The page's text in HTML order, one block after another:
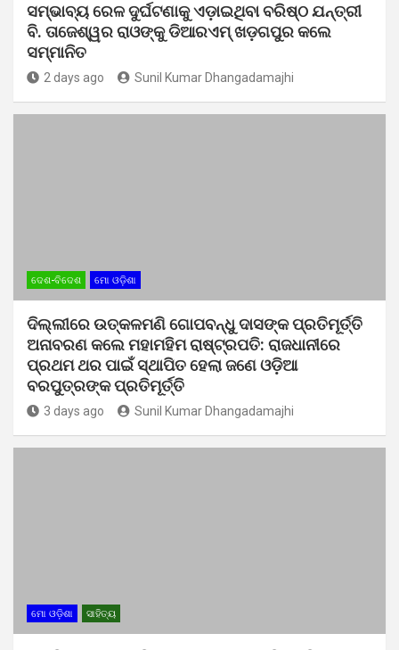
ସମ୍ଭାବ୍ୟ ରେଳ ଦୁର୍ଘଟଣାକୁ ଏଡ଼ାଇଥିବା ବରିଷ୍ଠ ଯନ୍ତ୍ରୀ
ବି. ତାଜେଶ୍ୱର ରାଓଙ୍କୁ ଡିଆରଏମ୍ ଖଡ଼ଗପୁର କଲେ
ସମ୍ମାନିତ
2 days ago Sunil Kumar Dhangadamajhi
ଦେଶ-ବିଦେଶ ମୋ ଓଡ଼ିଶା
ଦିଲ୍ଲୀରେ ଉତ୍କଳମଣି ଗୋପବନ୍ଧୁ ଦାସଙ୍କ ପ୍ରତିମୂର୍ତ୍ତି
ଅନାବରଣ କଲେ ମହାମହିମ ରାଷ୍ଟ୍ରପତି: ରାଜଧାନୀରେ
ପ୍ରଥମ ଥର ପାଇଁ ସ୍ଥାପିତ ହେଲା ଜଣେ ଓଡ଼ିଆ
ବରପୁତ୍ରଙ୍କ ପ୍ରତିମୂର୍ତ୍ତି
3 days ago Sunil Kumar Dhangadamajhi
ମୋ ଓଡ଼ିଶା ସାହିତ୍ୟ